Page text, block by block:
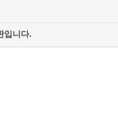
입니다.